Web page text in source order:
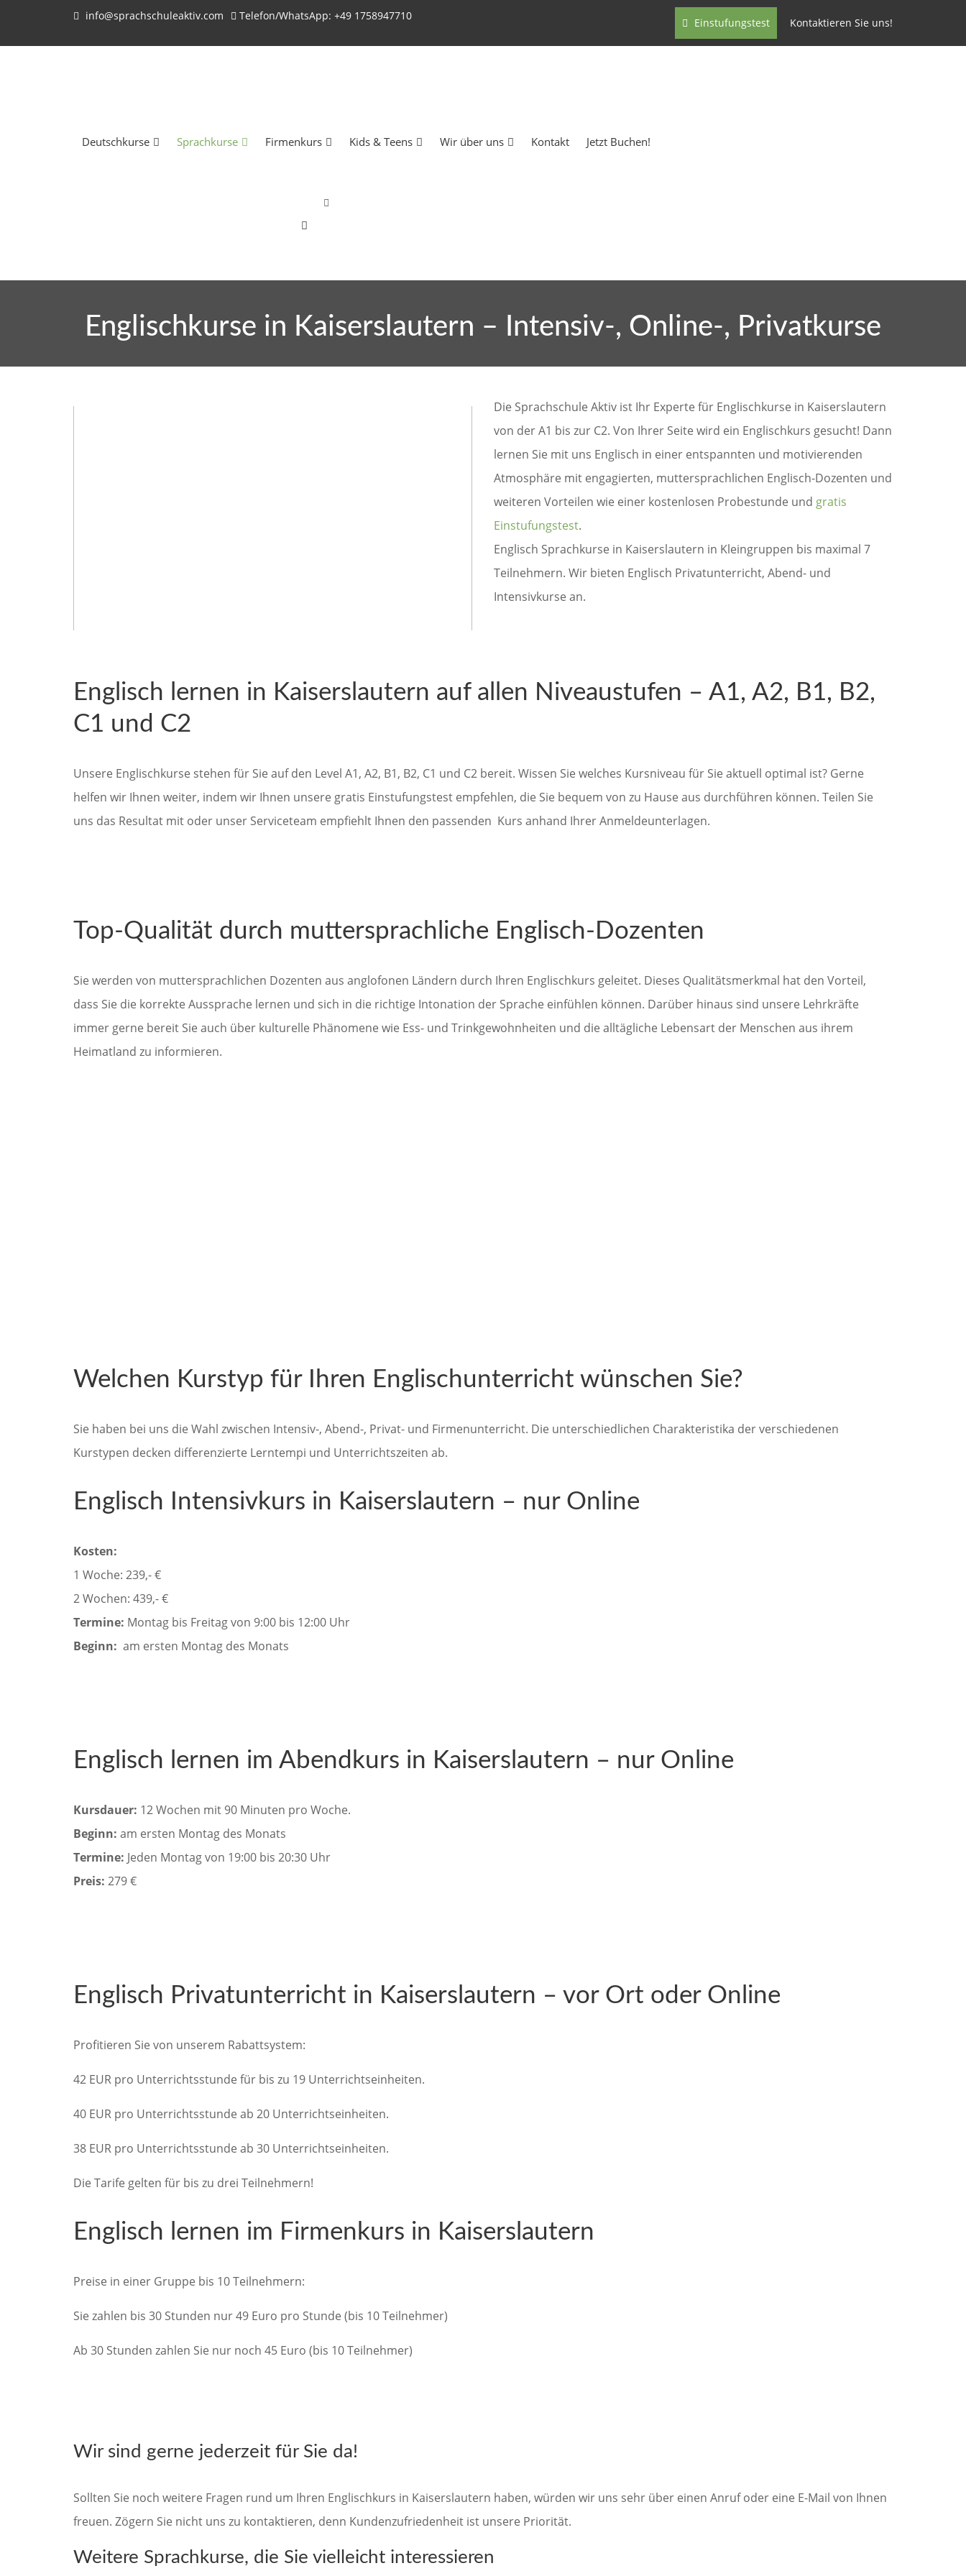
info@sprachschuleaktiv.com Telefon/WhatsApp: +49 1758947710
Einstufungstest Kontaktieren Sie uns!
Deutschkurse Sprachkurse Firmenkurs Kids & Teens Wir über uns Kontakt Jetzt Buchen!
Englischkurse in Kaiserslautern – Intensiv-, Online-, Privatkurse
Die Sprachschule Aktiv ist Ihr Experte für Englischkurse in Kaiserslautern
von der A1 bis zur C2. Von Ihrer Seite wird ein Englischkurs gesucht! Dann
lernen Sie mit uns Englisch in einer entspannten und motivierenden
Atmosphäre mit engagierten, muttersprachlichen Englisch-Dozenten und
weiteren Vorteilen wie einer kostenlosen Probestunde und gratis
Einstufungstest.
Englisch Sprachkurse in Kaiserslautern in Kleingruppen bis maximal 7
Teilnehmern. Wir bieten Englisch Privatunterricht, Abend- und
Intensivkurse an.
Englisch lernen in Kaiserslautern auf allen Niveaustufen – A1, A2, B1, B2,
C1 und C2
Unsere Englischkurse stehen für Sie auf den Level A1, A2, B1, B2, C1 und C2 bereit. Wissen Sie welches Kursniveau für Sie aktuell optimal ist? Gerne
helfen wir Ihnen weiter, indem wir Ihnen unsere gratis Einstufungstest empfehlen, die Sie bequem von zu Hause aus durchführen können. Teilen Sie
uns das Resultat mit oder unser Serviceteam empfiehlt Ihnen den passenden Kurs anhand Ihrer Anmeldeunterlagen.
Top-Qualität durch muttersprachliche Englisch-Dozenten
Sie werden von muttersprachlichen Dozenten aus anglofonen Ländern durch Ihren Englischkurs geleitet. Dieses Qualitätsmerkmal hat den Vorteil,
dass Sie die korrekte Aussprache lernen und sich in die richtige Intonation der Sprache einfühlen können. Darüber hinaus sind unsere Lehrkräfte
immer gerne bereit Sie auch über kulturelle Phänomene wie Ess- und Trinkgewohnheiten und die alltägliche Lebensart der Menschen aus ihrem
Heimatland zu informieren.
Welchen Kurstyp für Ihren Englischunterricht wünschen Sie?
Sie haben bei uns die Wahl zwischen Intensiv-, Abend-, Privat- und Firmenunterricht. Die unterschiedlichen Charakteristika der verschiedenen
Kurstypen decken differenzierte Lerntempi und Unterrichtszeiten ab.
Englisch Intensivkurs in Kaiserslautern – nur Online
Kosten:
1 Woche: 239,- €
2 Wochen: 439,- €
Termine: Montag bis Freitag von 9:00 bis 12:00 Uhr
Beginn: am ersten Montag des Monats
Englisch lernen im Abendkurs in Kaiserslautern – nur Online
Kursdauer: 12 Wochen mit 90 Minuten pro Woche.
Beginn: am ersten Montag des Monats
Termine: Jeden Montag von 19:00 bis 20:30 Uhr
Preis: 279 €
Englisch Privatunterricht in Kaiserslautern – vor Ort oder Online
Profitieren Sie von unserem Rabattsystem:
42 EUR pro Unterrichtsstunde für bis zu 19 Unterrichtseinheiten.
40 EUR pro Unterrichtsstunde ab 20 Unterrichtseinheiten.
38 EUR pro Unterrichtsstunde ab 30 Unterrichtseinheiten.
Die Tarife gelten für bis zu drei Teilnehmern!
Englisch lernen im Firmenkurs in Kaiserslautern
Preise in einer Gruppe bis 10 Teilnehmern:
Sie zahlen bis 30 Stunden nur 49 Euro pro Stunde (bis 10 Teilnehmer)
Ab 30 Stunden zahlen Sie nur noch 45 Euro (bis 10 Teilnehmer)
Wir sind gerne jederzeit für Sie da!
Sollten Sie noch weitere Fragen rund um Ihren Englischkurs in Kaiserslautern haben, würden wir uns sehr über einen Anruf oder eine E-Mail von Ihnen
freuen. Zögern Sie nicht uns zu kontaktieren, denn Kundenzufriedenheit ist unsere Priorität.
Weitere Sprachkurse, die Sie vielleicht interessieren